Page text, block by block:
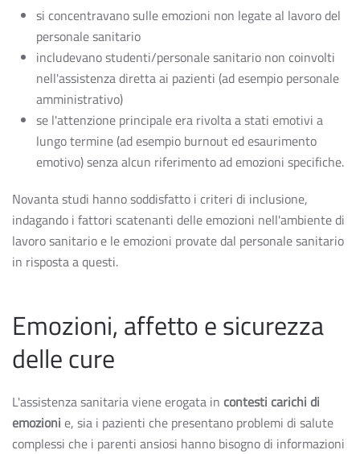
si concentravano sulle emozioni non legate al lavoro del
personale sanitario
includevano studenti/personale sanitario non coinvolti
nell'assistenza diretta ai pazienti (ad esempio personale
amministrativo)
se l'attenzione principale era rivolta a stati emotivi a
lungo termine (ad esempio burnout ed esaurimento
emotivo) senza alcun riferimento ad emozioni specifiche.
Novanta studi hanno soddisfatto i criteri di inclusione,
indagando i fattori scatenanti delle emozioni nell'ambiente di
lavoro sanitario e le emozioni provate dal personale sanitario
in risposta a questi.
Emozioni, affetto e sicurezza
delle cure
L'assistenza sanitaria viene erogata in contesti carichi di
emozioni e, sia i pazienti che presentano problemi di salute
complessi che i parenti ansiosi hanno bisogno di informazioni